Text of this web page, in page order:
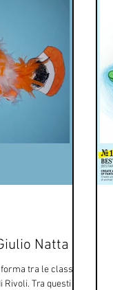
Natta
tra le classi
Rivoli. Tra questi